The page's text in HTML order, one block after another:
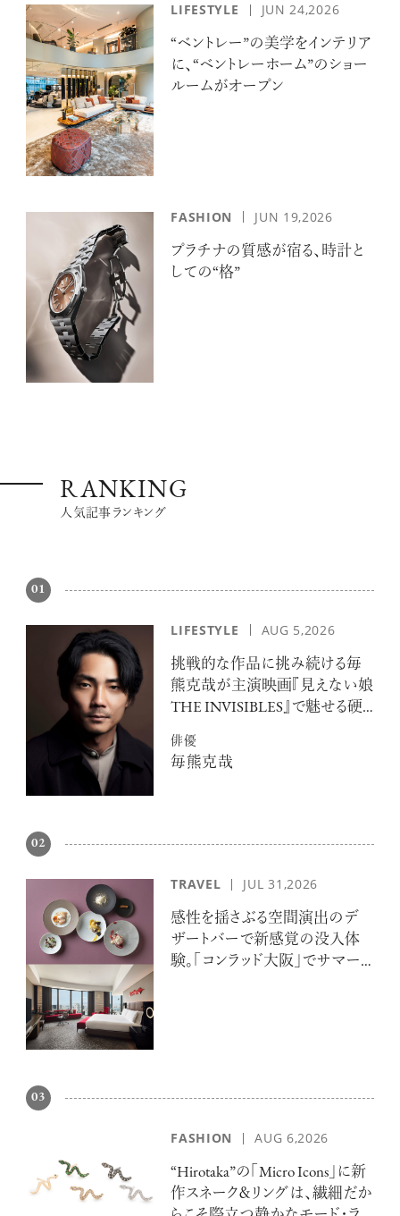
10年後の自分のためにやるべきこと
アクティビティの意外な視点、新たな
記憶に残る特別な体験をオーダーメ
イド！京都で話題のラグジュアリー人
力車
【フィリップス オークション】映画界
の巨匠のアイデアから生まれた時計
が17億円で落札！！
か？
LIFESTYLE JUN 24,2026
“ベントレー”の美学をインテリア
に、“ベントレーホーム”のショー
ルームがオープン
FASHION JUN 19,2026
プラチナの質感が宿る、時計と
しての“格”
RANKING
人気記事ランキング
01
LIFESTYLE AUG 5,2026
挑戦的な作品に挑み続ける毎
熊克哉が主演映画『見えない娘
THE INVISIBLES』で魅せる硬
俳優
毎熊克哉
02
TRAVEL JUL 31,2026
感性を揺さぶる空間演出のデ
ザートバーで新感覚の没入体
験。「コンラッド大阪」でサマー
03
FASHION AUG 6,2026
“Hirotaka”の「Micro Icons」に新
作スネーク＆リングは、繊細だか